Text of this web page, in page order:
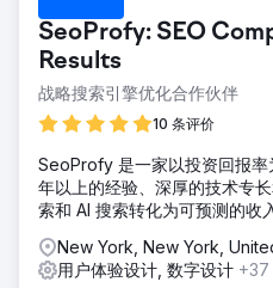
SeoProfy: SEO
Results
战略搜索引擎优化合作伙伴
10 条评价
SeoProfy 是一家以投资回报率
年以上的经验、深厚的技术专
索和 AI 搜索转化为可预测的收
New York, New York,
用户体验设计, 数字设计 +37